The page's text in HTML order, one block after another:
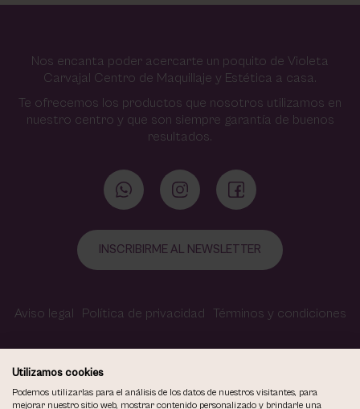
Nos encanta poder acercarte un poquito de Violeta
Carvajal Centro de Maquillaje y Estética a casa.
Te ofrecemos los productos que nosotros utilizamos en
nuestro centro y que son siempre garantía de buenos
resultados.
INSCRIBIRME AL NEWSLETTER
Aviso legal Política de privacidad Términos y condiciones
Política de cookies Contacto Accesibilidad
Utilizamos cookies
Podemos utilizarlas para el análisis de los datos de nuestros visitantes, para
mejorar nuestro sitio web, mostrar contenido personalizado y brindarle una